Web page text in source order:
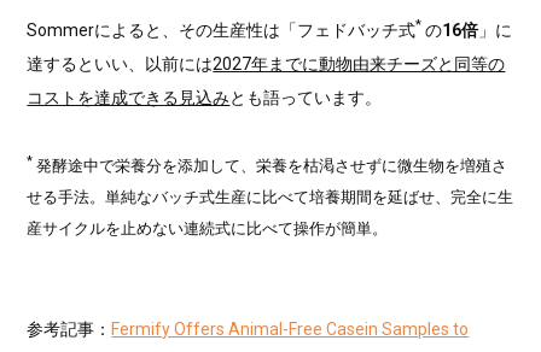
Sommerによると、その生産性は「フェドバッチ式* の16倍」に
達するといい、以前には2027年までに動物由来チーズと同等の
コストを達成できる見込みとも語っています。
* 発酵途中で栄養分を添加して、栄養を枯渇させずに微生物を増殖さ
せる手法。単純なバッチ式生産に比べて培養期間を延ばせ、完全に生
産サイクルを止めない連続式に比べて操作が簡単。
参考記事： Fermify Offers Animal-Free Casein Samples to